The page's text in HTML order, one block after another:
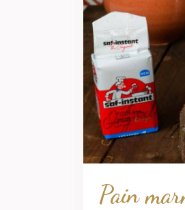
Pain